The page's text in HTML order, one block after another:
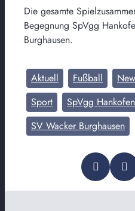
Die gesamte
Begegnung SpVgg
Burghausen.
Aktuell Fußball
Sport
SpVgg
SV Wacker Burghausen